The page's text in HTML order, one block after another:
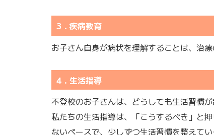
3．疾病教育
お子さん自身が病状を理解することは、治
4．生活指導
不登校のお子さんは、どうしても生活習慣
私たちの生活指導は、「こうするべき」と
ないペースで、少しずつ生活習慣を整えて